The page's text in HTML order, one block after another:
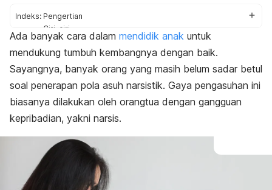
Indeks: Pengertian
Ciri-ciri
Dampak
Cara menghindari
Ada banyak cara dalam mendidik anak untuk
mendukung tumbuh kembangnya dengan baik.
Sayangnya, banyak orang yang masih belum sadar betul
soal penerapan pola asuh narsistik. Gaya pengasuhan ini
biasanya dilakukan oleh orangtua dengan gangguan
kepribadian, yakni narsis.